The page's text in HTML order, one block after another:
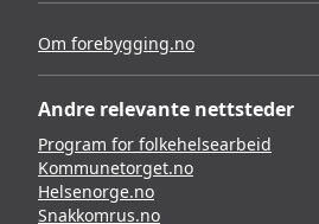
Om forebygging.no
Andre relevante nettsteder
Program for folkehelsearbeid
Kommunetorget.no
Helsenorge.no
Snakkomrus.no